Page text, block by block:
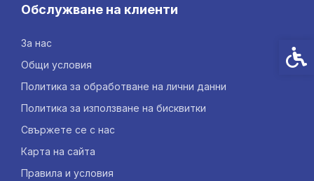
Обслужване на клиенти
За нас
Общи условия
Политика за обработване на лични данни
Политика за използване на бисквитки
Свържете се с нас
Карта на сайта
Правила и условия